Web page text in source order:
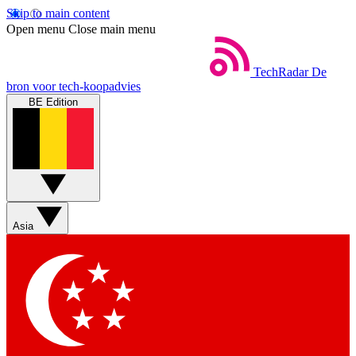
Skip to main content
Open menu Close main menu
TechRadar De
bron voor tech-koopadvies
BE Edition
Asia